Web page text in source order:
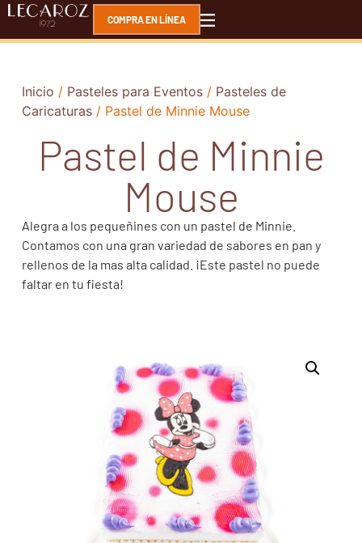
COMPRA EN LÍNEA
Inicio / Pasteles para Eventos/ Pasteles de
Caricaturas/ Pastel de Minnie Mouse
Pastel de Minnie
Mouse
Alegra a los pequeñines con un pastel de Minnie.
Contamos con una gran variedad de sabores en pan y
rellenos de la mas alta calidad. ¡Este pastel no puede
faltar en tu fiesta!